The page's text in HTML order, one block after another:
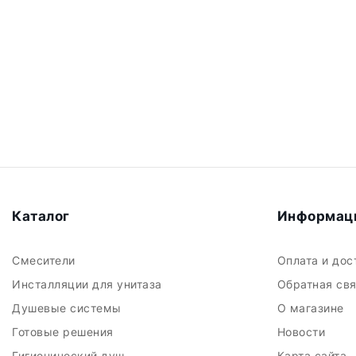
Каталог
Смесители
Инсталляции для унитаза
Душевые системы
Готовые решения
Оплата и
Обратная
О магазине
Новости